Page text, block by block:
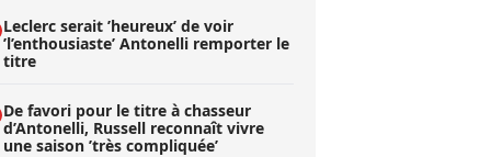
Leclerc serait ’heureux’ de voir
’l’enthousiaste’ Antonelli remporter le
titre
De favori pour le titre à chasseur
d’Antonelli, Russell reconnaît vivre
une saison ’très compliquée’